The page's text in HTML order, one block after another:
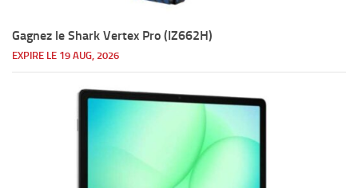
Gagnez le Shark Vertex Pro (IZ662H)
EXPIRE LE 19 AUG, 2026